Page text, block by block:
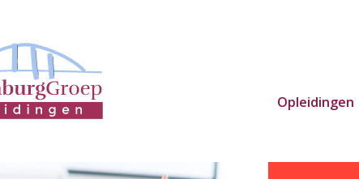
Opleidingen